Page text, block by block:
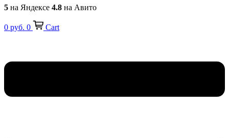
5 на Яндексе 4.8 на Авито
0 руб. 0 Cart